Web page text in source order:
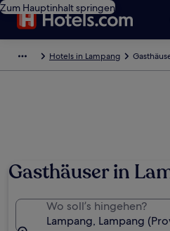
Zum Hauptinhalt springen
Hotels in Lampang
Gasthäuser in
Wo soll’s hingehen?
Lampang, Lampang